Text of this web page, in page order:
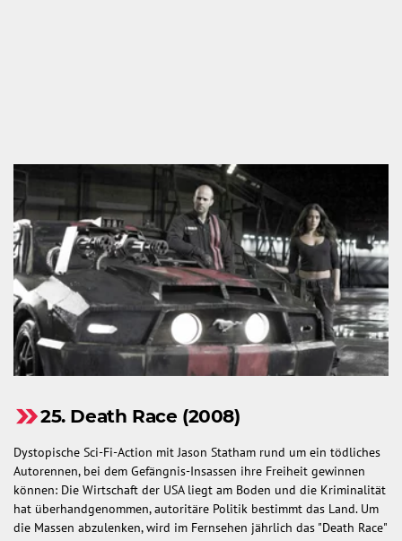
25. Death Race (2008)
Dystopische Sci-Fi-Action mit Jason Statham rund um ein tödliches
Autorennen, bei dem Gefängnis-Insassen ihre Freiheit gewinnen
können: Die Wirtschaft der USA liegt am Boden und die Kriminalität
hat überhandgenommen, autoritäre Politik bestimmt das Land. Um
die Massen abzulenken, wird im Fernsehen jährlich das "Death Race"